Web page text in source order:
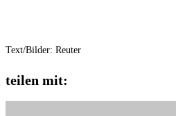
Text/Bilder: Reuter
teilen mit: